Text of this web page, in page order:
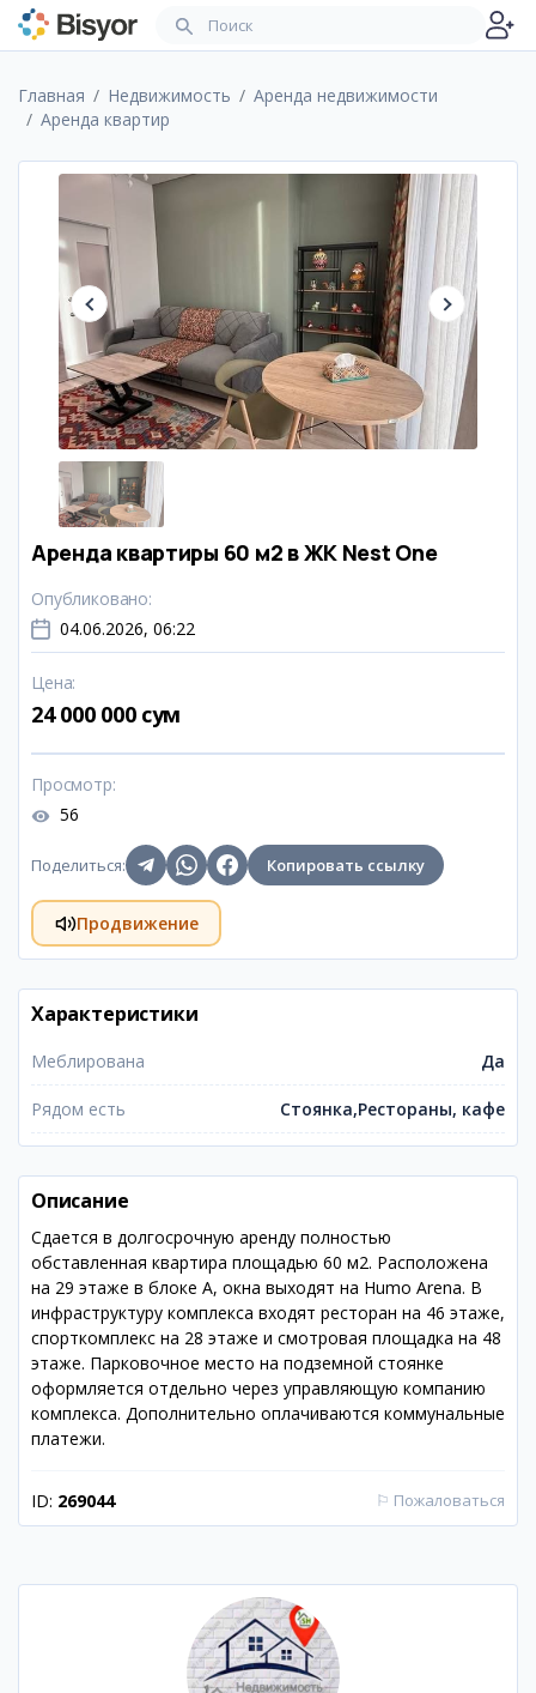
Главная Недвижимость
Аренда недвижимости
Аренда квартир
Аренда квартиры 60 м2 в ЖК Nest One
Опубликовано:
04.06.2026, 06:22
Цена:
24 000 000 сум
Просмотр:
56
Поделиться: Копировать ссылку
Продвижение
Характеристики
Меблирована Да
Рядом есть Стоянка,Рестораны, кафе
Описание
Сдается в долгосрочную аренду полностью
обставленная квартира площадью 60 м2. Расположена
на 29 этаже в блоке А, окна выходят на Humo Arena. В
инфраструктуру комплекса входят ресторан на 46 этаже,
спорткомплекс на 28 этаже и смотровая площадка на 48
этаже. Парковочное место на подземной стоянке
оформляется отдельно через управляющую компанию
комплекса. Дополнительно оплачиваются коммунальные
платежи.
ID: 269044 ⚐ Пожаловаться